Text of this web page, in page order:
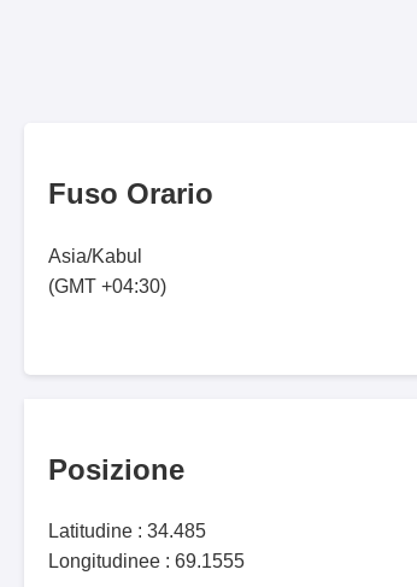
Fuso Orario
Asia/Kabul
(GMT +04:30)
Posizione
Latitudine : 34.485
Longitudinee : 69.1555